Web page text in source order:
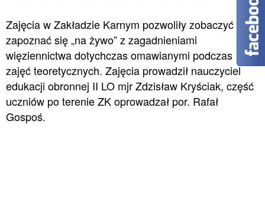
Zajęcia w Zakładzie Karnym pozwoliły zobaczyć i
zapoznać się „na żywo” z zagadnieniami
więziennictwa dotychczas omawianymi podczas
zajęć teoretycznych. Zajęcia prowadził nauczyciel
edukacji obronnej II LO mjr Zdzisław Kryściak, część
uczniów po terenie ZK oprowadzał por. Rafał
Gospoś.